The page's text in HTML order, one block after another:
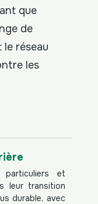
que
de
réseau
les
particuliers et
leur transition
durable, avec